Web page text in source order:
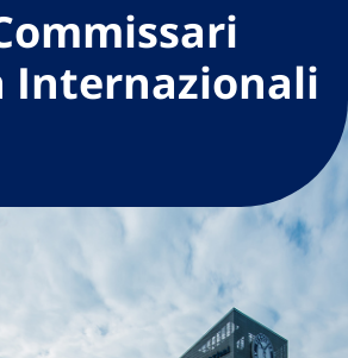
Internazionali